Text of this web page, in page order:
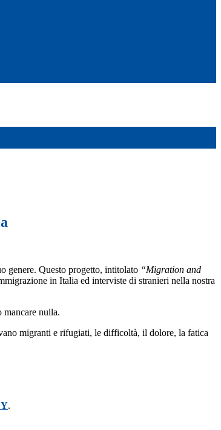
genere. Questo progetto, intitolato “Migration and
in Italia ed interviste di stranieri nella nostra
mancare nulla.
migranti e rifugiati, le difficoltà, il dolore, la fatica
.